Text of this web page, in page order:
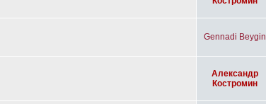
Gennadi Beygin
Александр
Костромин